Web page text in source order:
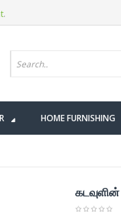
.
HOME FURNISHING